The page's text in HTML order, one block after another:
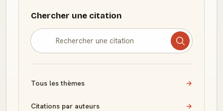
Chercher une citation
Tous les thèmes →
Citations par auteurs →